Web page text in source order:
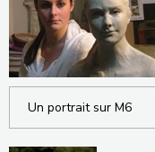
Un portrait sur M6